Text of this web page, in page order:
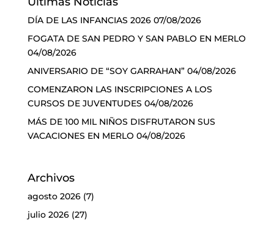
DÍA DE LAS INFANCIAS 2026 07/08/2026
FOGATA DE SAN PEDRO Y SAN PABLO EN MERLO
04/08/2026
ANIVERSARIO DE “SOY GARRAHAN” 04/08/2026
COMENZARON LAS INSCRIPCIONES A LOS
CURSOS DE JUVENTUDES 04/08/2026
MÁS DE 100 MIL NIÑOS DISFRUTARON SUS
VACACIONES EN MERLO 04/08/2026
Archivos
agosto 2026(7)
julio 2026(27)